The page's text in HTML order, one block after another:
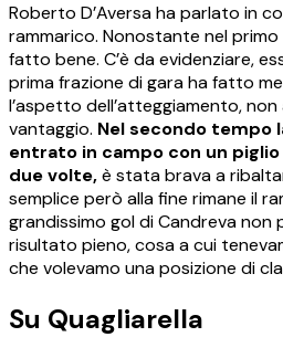
Roberto D’Aversa ha parlato in
rammarico. Nonostante nel
fatto bene. C’è da evidenziare,
prima frazione di gara ha fatto
l’aspetto dell’atteggiamento,
vantaggio. Nel secondo tempo
entrato in campo con un
due volte,è stata brava a
semplice però alla fine rimane il
grandissimo gol di Candreva non
risultato pieno, cosa a cui
che volevamo una posizione di
Su Quagliarella